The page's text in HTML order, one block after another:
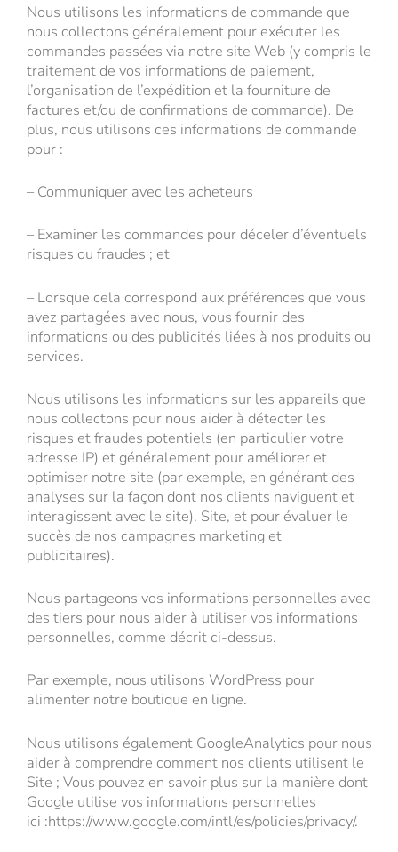
Nous utilisons les informations de commande que
nous collectons généralement pour exécuter les
commandes passées via notre site Web (y compris le
traitement de vos informations de paiement,
l’organisation de l’expédition et la fourniture de
factures et/ou de confirmations de commande). De
plus, nous utilisons ces informations de commande
pour :
– Communiquer avec les acheteurs
– Examiner les commandes pour déceler d’éventuels
risques ou fraudes ; et
– Lorsque cela correspond aux préférences que vous
avez partagées avec nous, vous fournir des
informations ou des publicités liées à nos produits ou
services.
Nous utilisons les informations sur les appareils que
nous collectons pour nous aider à détecter les
risques et fraudes potentiels (en particulier votre
adresse IP) et généralement pour améliorer et
optimiser notre site (par exemple, en générant des
analyses sur la façon dont nos clients naviguent et
interagissent avec le site). Site, et pour évaluer le
succès de nos campagnes marketing et
publicitaires).
Nous partageons vos informations personnelles avec
des tiers pour nous aider à utiliser vos informations
personnelles, comme décrit ci-dessus.
Par exemple, nous utilisons WordPress pour
alimenter notre boutique en ligne.
Nous utilisons également GoogleAnalytics pour nous
aider à comprendre comment nos clients utilisent le
Site ; Vous pouvez en savoir plus sur la manière dont
Google utilise vos informations personnelles
ici :https://www.google.com/intl/es/policies/privacy/.